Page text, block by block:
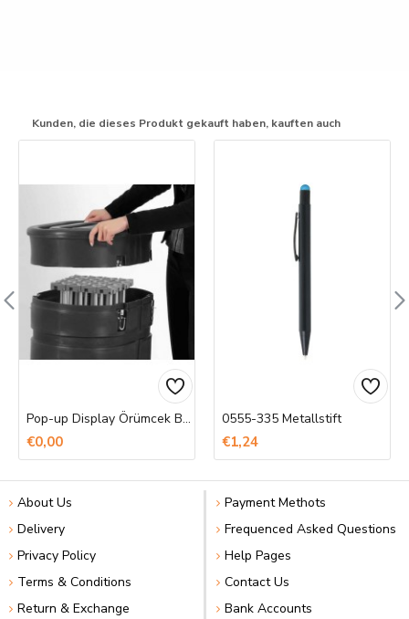
Kunden, die dieses Produkt gekauft haben, kauften auch
Pop-up Display Örümcek Banner Baskı
€0,00
0555-335 Metallstift
€1,24
About Us
Delivery
Privacy Policy
Terms & Conditions
Return & Exchange
Payment Methots
Frequenced Asked Questions
Help Pages
Contact Us
Bank Accounts